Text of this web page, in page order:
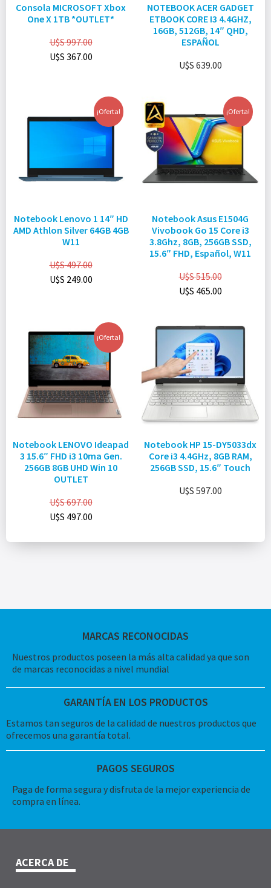
Consola MICROSOFT Xbox
One X 1TB *OUTLET*
U$S997.00
U$S 367.00
NOTEBOOK ACER GADGET
ETBOOK CORE I3 4.4GHZ,
16GB, 512GB, 14″ QHD,
ESPAÑOL
U$S 639.00
¡Oferta!
Notebook Lenovo 1 14″ HD
AMD Athlon Silver 64GB 4GB
W11
U$S497.00
U$S 249.00
¡Oferta!
Notebook Asus E1504G
Vivobook Go 15 Core i3
3.8Ghz, 8GB, 256GB SSD,
15.6″ FHD, Español, W11
U$S515.00
U$S 465.00
¡Oferta!
Notebook LENOVO Ideapad
3 15.6″ FHD i3 10ma Gen.
256GB 8GB UHD Win 10
OUTLET
U$S697.00
U$S 497.00
Notebook HP 15-DY5033dx
Core i3 4.4GHz, 8GB RAM,
256GB SSD, 15.6″ Touch
U$S 597.00
MARCAS RECONOCIDAS
Nuestros productos poseen la más alta calidad ya que son
de marcas reconocidas a nivel mundial
GARANTÍA EN LOS PRODUCTOS
Estamos tan seguros de la calidad de nuestros productos que
ofrecemos una garantía total.
PAGOS SEGUROS
Paga de forma segura y disfruta de la mejor experiencia de
compra en línea.
ACERCA DE